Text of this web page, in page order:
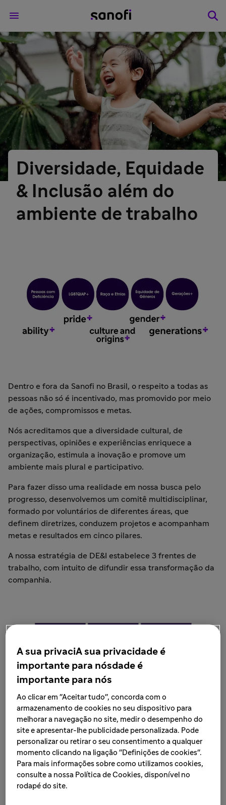
Diversidade, Equidade
& Inclusão além do
ambiente de trabalho
Dentro e fora da Sanofi no Brasil, o respeito a todas as
pessoas não só é incentivado, mas promovido por meio
de ações, compromissos e metas.
Nós acreditamos que a diversidade cultural, de
perspectivas, opiniões e experiências enriquece a
organização, estimula a inovação e promove um
ambiente mais plural e participativo.
Para fazer disso uma realidade em nossa busca pelo
progresso, desenvolvemos um comitê multidisciplinar,
formado por voluntários de diferentes áreas, que
definem diretrizes, conduzem projetos e acompanham
metas e resultados em cinco pilares.
A nossa estratégia de DE&I estabelece 3 frentes de
trabalho, com intuito de difundir essa transformação da
companhia.
A Sanofi Brasil tem voz ativa nas discussões
globais sobre DE&I que levaram,
A sua privaciA sua privacidade é
importante para nósdade é
importante para nós
Ao clicar em "Aceitar tudo", concorda com o
armazenamento de cookies no seu dispositivo para
melhorar a navegação no site, medir o desempenho do
site e apresentar-lhe publicidade personalizada. Pode
personalizar ou retirar o seu consentimento a qualquer
momento clicando na ligação "Definições de cookies".
Para mais informações sobre como utilizamos cookies,
consulte a nossa Política de Cookies, disponível no
rodapé do site.